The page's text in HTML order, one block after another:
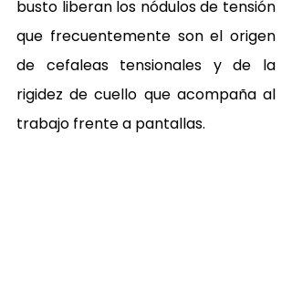
busto liberan los nódulos de tensión
que frecuentemente son el origen
de cefaleas tensionales y de la
rigidez de cuello que acompaña al
trabajo frente a pantallas.